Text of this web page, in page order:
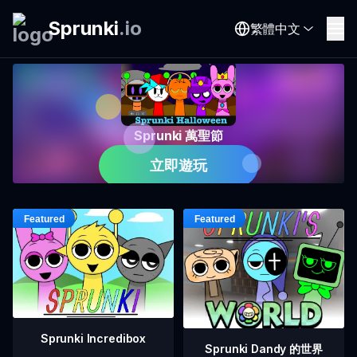
Sprunki.io 繁體中文
Sprunki 萬聖節
立即遊玩
Sprunki Incredibox
Sprunki Dandy 的世界